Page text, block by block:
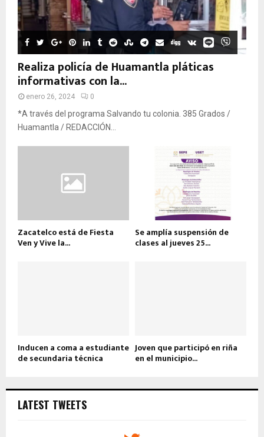
Realiza policía de Huamantla pláticas
informativas con la...
enero 26, 2024 0
*A través del programa Salvando tu colonia. 385 Grados /
Huamantla / REDACCIÓN...
Zacatelco está de Fiesta
Ven y Vive la...
Se amplía suspensión de
clases al jueves 25...
Inducen a coma a estudiante
de secundaria técnica
Joven que participó en riña
en el municipio...
LATEST TWEETS